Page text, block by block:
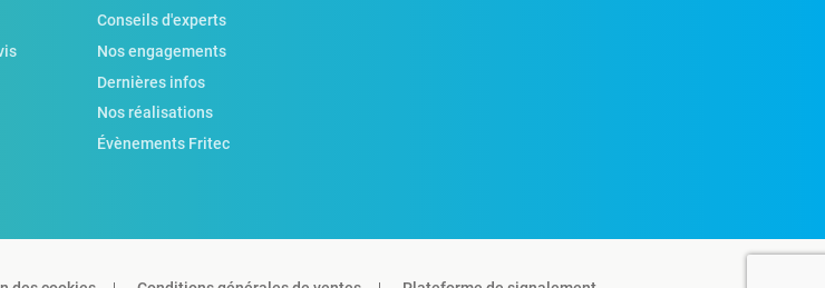
Conseils d'experts
Nos engagements
Dernières infos
Nos réalisations
Évènements Fritec